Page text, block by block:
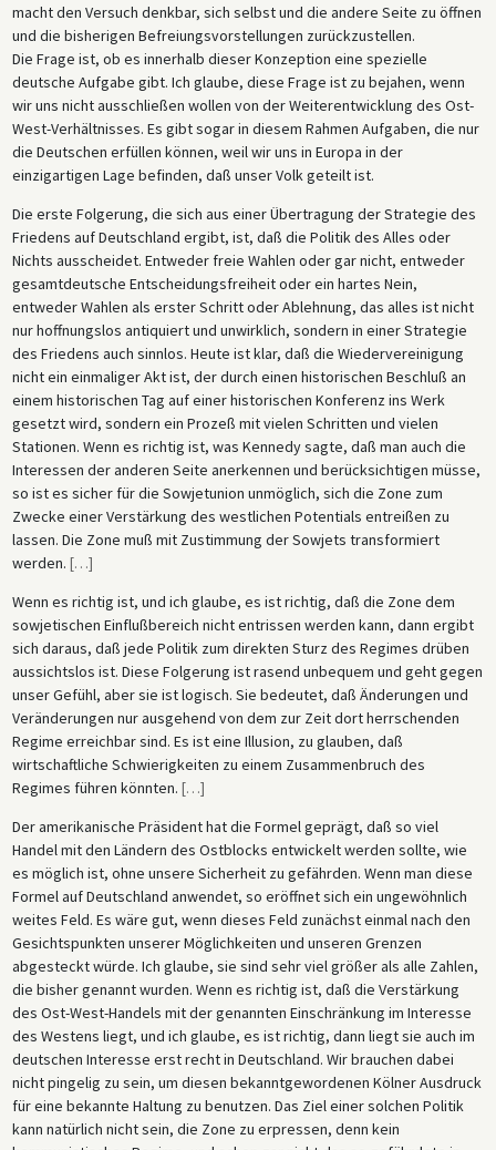
macht den Versuch denkbar, sich selbst und die andere Seite zu öffnen
und die bisherigen Befreiungsvorstellungen zurückzustellen.
Die Frage ist, ob es innerhalb dieser Konzeption eine spezielle
deutsche Aufgabe gibt. Ich glaube, diese Frage ist zu bejahen, wenn
wir uns nicht ausschließen wollen von der Weiterentwicklung des Ost-
West-Verhältnisses. Es gibt sogar in diesem Rahmen Aufgaben, die nur
die Deutschen erfüllen können, weil wir uns in Europa in der
einzigartigen Lage befinden, daß unser Volk geteilt ist.
Die erste Folgerung, die sich aus einer Übertragung der Strategie des
Friedens auf Deutschland ergibt, ist, daß die Politik des Alles oder
Nichts ausscheidet. Entweder freie Wahlen oder gar nicht, entweder
gesamtdeutsche Entscheidungsfreiheit oder ein hartes Nein,
entweder Wahlen als erster Schritt oder Ablehnung, das alles ist nicht
nur hoffnungslos antiquiert und unwirklich, sondern in einer Strategie
des Friedens auch sinnlos. Heute ist klar, daß die Wiedervereinigung
nicht ein einmaliger Akt ist, der durch einen historischen Beschluß an
einem historischen Tag auf einer historischen Konferenz ins Werk
gesetzt wird, sondern ein Prozeß mit vielen Schritten und vielen
Stationen. Wenn es richtig ist, was Kennedy sagte, daß man auch die
Interessen der anderen Seite anerkennen und berücksichtigen müsse,
so ist es sicher für die Sowjetunion unmöglich, sich die Zone zum
Zwecke einer Verstärkung des westlichen Potentials entreißen zu
lassen. Die Zone muß mit Zustimmung der Sowjets transformiert
werden. […]
Wenn es richtig ist, und ich glaube, es ist richtig, daß die Zone dem
sowjetischen Einflußbereich nicht entrissen werden kann, dann ergibt
sich daraus, daß jede Politik zum direkten Sturz des Regimes drüben
aussichtslos ist. Diese Folgerung ist rasend unbequem und geht gegen
unser Gefühl, aber sie ist logisch. Sie bedeutet, daß Änderungen und
Veränderungen nur ausgehend von dem zur Zeit dort herrschenden
Regime erreichbar sind. Es ist eine Illusion, zu glauben, daß
wirtschaftliche Schwierigkeiten zu einem Zusammenbruch des
Regimes führen könnten. […]
Der amerikanische Präsident hat die Formel geprägt, daß so viel
Handel mit den Ländern des Ostblocks entwickelt werden sollte, wie
es möglich ist, ohne unsere Sicherheit zu gefährden. Wenn man diese
Formel auf Deutschland anwendet, so eröffnet sich ein ungewöhnlich
weites Feld. Es wäre gut, wenn dieses Feld zunächst einmal nach den
Gesichtspunkten unserer Möglichkeiten und unseren Grenzen
abgesteckt würde. Ich glaube, sie sind sehr viel größer als alle Zahlen,
die bisher genannt wurden. Wenn es richtig ist, daß die Verstärkung
des Ost-West-Handels mit der genannten Einschränkung im Interesse
des Westens liegt, und ich glaube, es ist richtig, dann liegt sie auch im
deutschen Interesse erst recht in Deutschland. Wir brauchen dabei
nicht pingelig zu sein, um diesen bekanntgewordenen Kölner Ausdruck
für eine bekannte Haltung zu benutzen. Das Ziel einer solchen Politik
kann natürlich nicht sein, die Zone zu erpressen, denn kein